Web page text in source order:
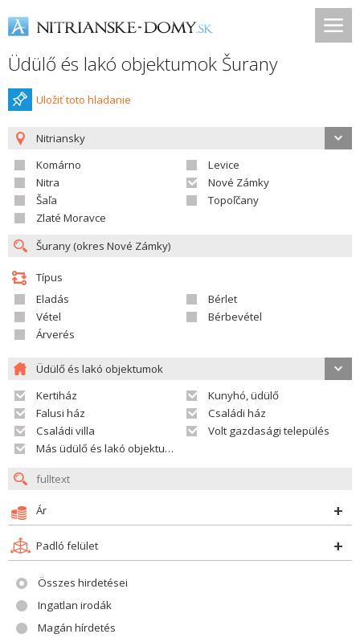
Üdülő és lakó objektumok Šurany
Uložiť toto hladanie
Nitriansky
Komárno
Levice
Nitra
Nové Zámky
Šaľa
Topoľčany
Zlaté Moravce
Típus
Eladás
Bérlet
Vétel
Bérbevétel
Árverés
Üdülő és lakó objektumok
Kertiház
Kunyhó, üdülő
Falusi ház
Családi ház
Családi villa
Volt gazdasági település
Más üdülő és lakó objektumok
Ár
Padló felület
Összes hirdetései
Ingatlan irodák
Magán hírdetés